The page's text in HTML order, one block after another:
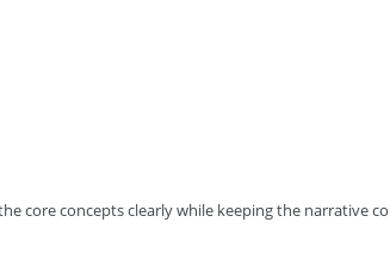
core concepts clearly while keeping the narrative